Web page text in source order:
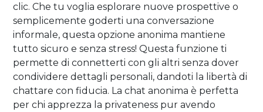
clic. Che tu voglia esplorare nuove prospettive o
semplicemente goderti una conversazione
informale, questa opzione anonima mantiene
tutto sicuro e senza stress! Questa funzione ti
permette di connetterti con gli altri senza dover
condividere dettagli personali, dandoti la libertà di
chattare con fiducia. La chat anonima è perfetta
per chi apprezza la privateness pur avendo